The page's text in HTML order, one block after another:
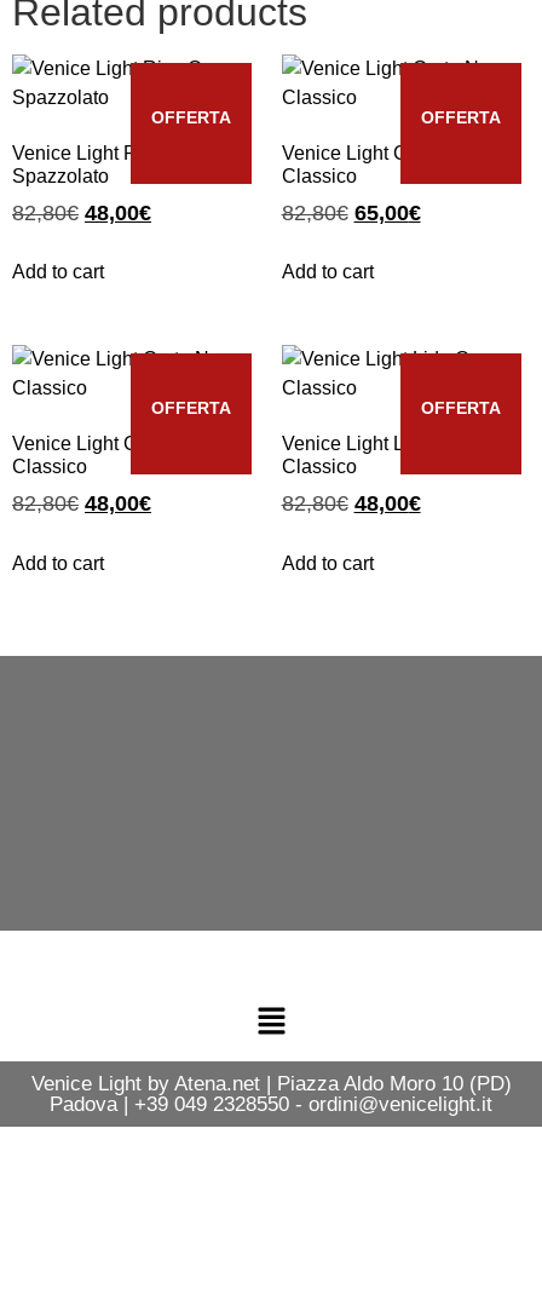
Related products
OFFERTA
Venice Light Riva Oro
Spazzolato
82,80€ 48,00€
Add to cart
OFFERTA
Venice Light Corte Nero
Classico
82,80€ 65,00€
Add to cart
OFFERTA
Venice Light Corte Nero
Classico
82,80€ 48,00€
Add to cart
OFFERTA
Venice Light Lido Oro
Classico
82,80€ 48,00€
Add to cart
Venice Light by Atena.net | Piazza Aldo Moro 10 (PD)
Padova | +39 049 2328550 - ordini@venicelight.it